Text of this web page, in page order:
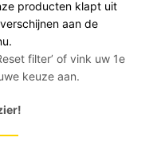
producten klapt uit
aan de
filter’ of vink uw 1e
keuze aan.